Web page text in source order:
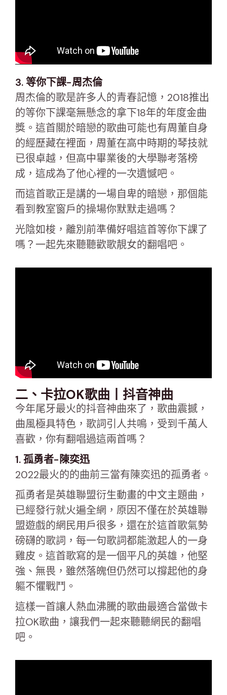
3. 等你下課-周杰倫
周杰倫的歌是許多人的青春記憶，2018推出
的等你下課毫無懸念的拿下18年的年度金曲
獎。這首關於暗戀的歌曲可能也有周董自身
的經歷藏在裡面，周董在高中時期的琴技就
已很卓越，但高中畢業後的大學聯考落榜
成，這成為了他心裡的一次遺憾吧。
而這首歌正是講的一場自卑的暗戀，那個能
看到教室窗戶的操場你默默走過嗎？
光陰如梭，離別前準備好唱這首等你下課了
嗎？一起先來聽聽歡歌靚女的翻唱吧。
二、卡拉OK歌曲丨抖音神曲
今年尾牙最火的抖音神曲來了，歌曲震撼，
曲風極具特色，歌詞引人共鳴，受到千萬人
喜歡，你有翻唱過這兩首嗎？
1. 孤勇者-陳奕迅
2022最火的的曲前三當有陳奕迅的孤勇者。
孤勇者是英雄聯盟衍生動畫的中文主題曲，
已經發行就火遍全網，原因不僅在於英雄聯
盟遊戲的網民用戶很多，還在於這首歌氣勢
磅礴的歌詞，每一句歌詞都能激起人的一身
雞皮。這首歌寫的是一個平凡的英雄，他堅
強、無畏，雖然落魄但仍然可以撐起他的身
軀不懼戰鬥。
這樣一首讓人熱血沸騰的歌曲最適合當做卡
拉OK歌曲，讓我們一起來聽聽網民的翻唱
吧。